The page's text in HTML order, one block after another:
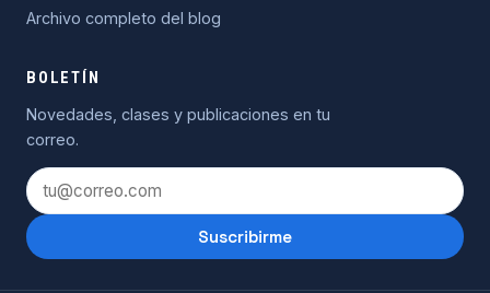
Archivo completo del blog
BOLETÍN
Novedades, clases y publicaciones en tu
correo.
Suscribirme